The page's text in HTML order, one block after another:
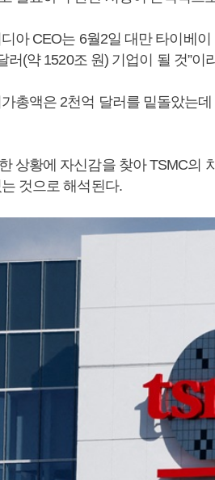
아 CEO는 6월2일 대만 타이베이
러(약 1520조 원) 기업이 될 것”이
총액은 2천억 달러를 밑돌았는
상황에 자신감을 찾아 TSMC의
것으로 해석된다.